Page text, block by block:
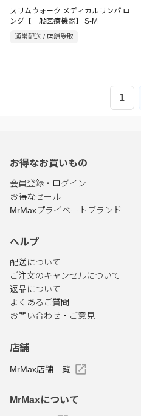
スリムウォーク メディカルリンパ ロ
ング【一般医療機器】 S-M
通常配送 / 店舗受取
1
お得なお買いもの
会員登録・ログイン
お得なセール
MrMaxプライベートブランド
ヘルプ
配送について
ご注文のキャンセルについて
返品について
よくあるご質問
お問い合わせ・ご意見
店舗
MrMax店舗一覧
MrMaxについて